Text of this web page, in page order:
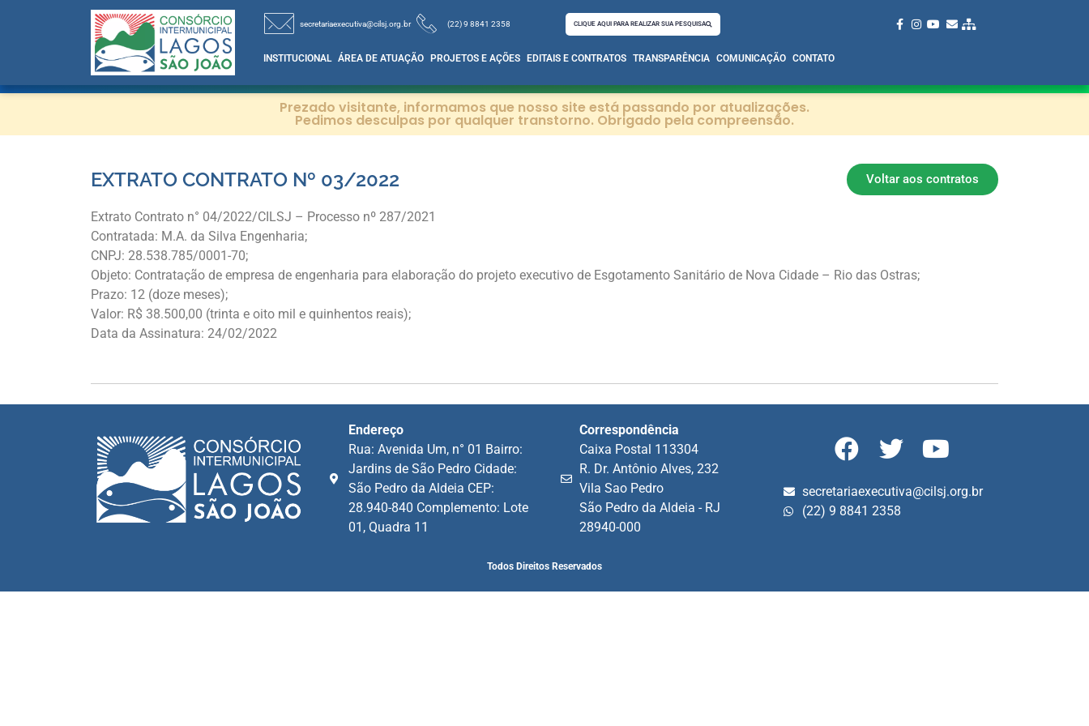
secretariaexecutiva@cilsj.org.br (22) 9 8841 2358 CLIQUE AQUI PARA REALIZAR SUA PESQUISA
INSTITUCIONAL ÁREA DE ATUAÇÃO PROJETOS E AÇÕES EDITAIS E CONTRATOS TRANSPARÊNCIA COMUNICAÇÃO CONTATO
Prezado visitante, informamos que nosso site está passando por atualizações.
Pedimos desculpas por qualquer transtorno. Obrigado pela compreensão.
EXTRATO CONTRATO Nº 03/2022 Voltar aos contratos
Extrato Contrato n° 04/2022/CILSJ – Processo nº 287/2021
Contratada: M.A. da Silva Engenharia;
CNPJ: 28.538.785/0001-70;
Objeto: Contratação de empresa de engenharia para elaboração do projeto executivo de Esgotamento Sanitário de Nova Cidade – Rio das Ostras;
Prazo: 12 (doze meses);
Valor: R$ 38.500,00 (trinta e oito mil e quinhentos reais);
Data da Assinatura: 24/02/2022
Endereço
Rua: Avenida Um, n° 01 Bairro:
Jardins de São Pedro Cidade:
São Pedro da Aldeia CEP:
28.940-840 Complemento: Lote
01, Quadra 11
Correspondência
Caixa Postal 113304
R. Dr. Antônio Alves, 232
Vila Sao Pedro
São Pedro da Aldeia - RJ
28940-000
secretariaexecutiva@cilsj.org.br
(22) 9 8841 2358
Todos Direitos Reservados